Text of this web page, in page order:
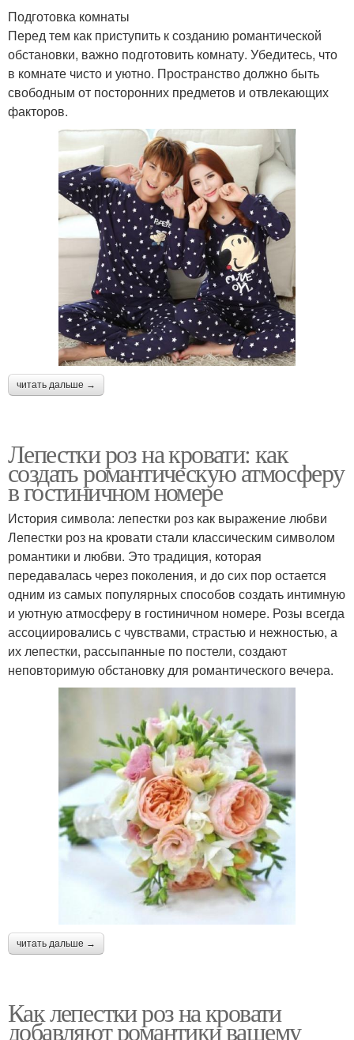
Подготовка комнаты
Перед тем как приступить к созданию романтической
обстановки, важно подготовить комнату. Убедитесь, что
в комнате чисто и уютно. Пространство должно быть
свободным от посторонних предметов и отвлекающих
факторов.
читать дальше →
Лепестки роз на кровати: как
создать романтическую атмосферу
в гостиничном номере
История символа: лепестки роз как выражение любви
Лепестки роз на кровати стали классическим символом
романтики и любви. Это традиция, которая
передавалась через поколения, и до сих пор остается
одним из самых популярных способов создать интимную
и уютную атмосферу в гостиничном номере. Розы всегда
ассоциировались с чувствами, страстью и нежностью, а
их лепестки, рассыпанные по постели, создают
неповторимую обстановку для романтического вечера.
читать дальше →
Как лепестки роз на кровати
добавляют романтики вашему